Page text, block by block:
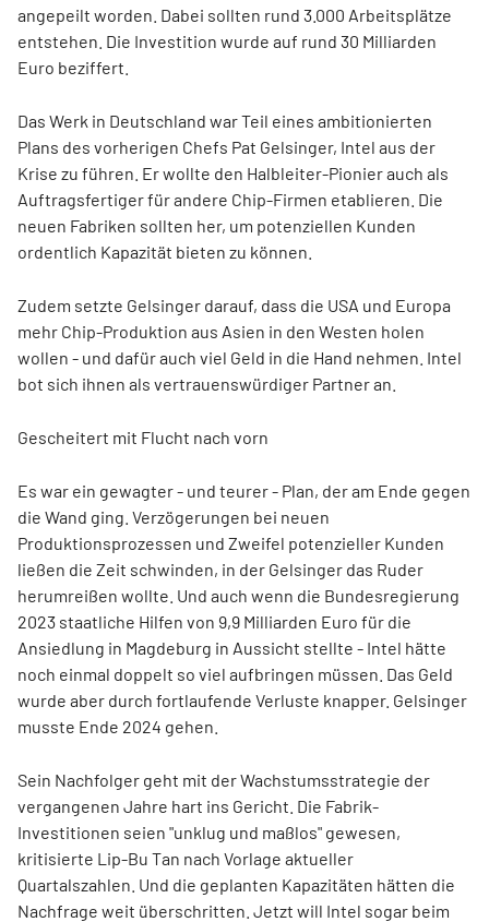
angepeilt worden. Dabei sollten rund 3.000 Arbeitsplätze
entstehen. Die Investition wurde auf rund 30 Milliarden
Euro beziffert.
Das Werk in Deutschland war Teil eines ambitionierten
Plans des vorherigen Chefs Pat Gelsinger, Intel aus der
Krise zu führen. Er wollte den Halbleiter-Pionier auch als
Auftragsfertiger für andere Chip-Firmen etablieren. Die
neuen Fabriken sollten her, um potenziellen Kunden
ordentlich Kapazität bieten zu können.
Zudem setzte Gelsinger darauf, dass die USA und Europa
mehr Chip-Produktion aus Asien in den Westen holen
wollen - und dafür auch viel Geld in die Hand nehmen. Intel
bot sich ihnen als vertrauenswürdiger Partner an.
Gescheitert mit Flucht nach vorn
Es war ein gewagter - und teurer - Plan, der am Ende gegen
die Wand ging. Verzögerungen bei neuen
Produktionsprozessen und Zweifel potenzieller Kunden
ließen die Zeit schwinden, in der Gelsinger das Ruder
herumreißen wollte. Und auch wenn die Bundesregierung
2023 staatliche Hilfen von 9,9 Milliarden Euro für die
Ansiedlung in Magdeburg in Aussicht stellte - Intel hätte
noch einmal doppelt so viel aufbringen müssen. Das Geld
wurde aber durch fortlaufende Verluste knapper. Gelsinger
musste Ende 2024 gehen.
Sein Nachfolger geht mit der Wachstumsstrategie der
vergangenen Jahre hart ins Gericht. Die Fabrik-
Investitionen seien "unklug und maßlos" gewesen,
kritisierte Lip-Bu Tan nach Vorlage aktueller
Quartalszahlen. Und die geplanten Kapazitäten hätten die
Nachfrage weit überschritten. Jetzt will Intel sogar beim